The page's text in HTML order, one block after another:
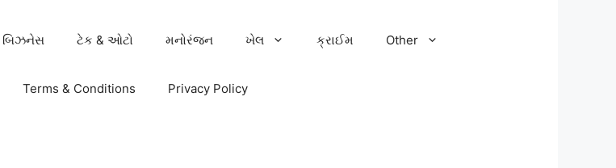
બિઝનેસ ટેક & ઓટો મનોરંજન ખેલ ક્રાઈમ Other
Terms & Conditions Privacy Policy